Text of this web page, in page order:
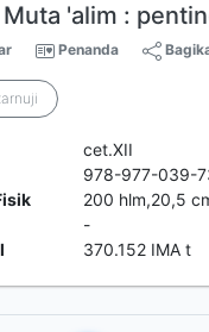
'alim :
Penanda
cet.XII
978-977-039-
200 hlm,20,5
-
370.152 IMA t